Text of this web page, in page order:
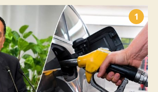
1